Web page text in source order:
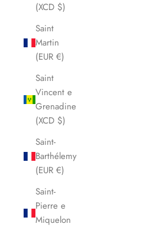
(XCD $)
Saint
Martin
(EUR €)
Saint
Vincent e
Grenadine
(XCD $)
Saint-
Barthélemy
(EUR €)
Saint-
Pierre e
Miquelon